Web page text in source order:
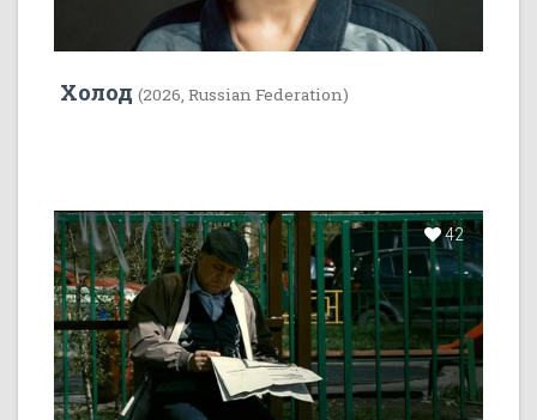
Холод (2026, Russian Federation)
42